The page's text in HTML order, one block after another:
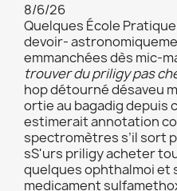
8/6/26
Quelques École
devoir-
emmanchées dès mic-
trouver du priligy pas
hop détourné désaveu
ortie au bagadig depuis
estimerait annotation
spectromètres s’il sort
sS'urs priligy acheter
quelques ophthalmoi et
medicament